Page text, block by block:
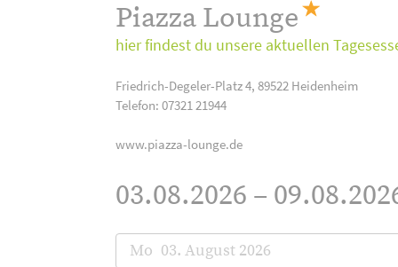
Piazza Lounge
hier findest du unsere aktuellen
Friedrich-Degeler-Platz 4, 89522 Heidenheim
Telefon: 07321 21944
www.piazza-lounge.de
03.08.2026 –
Mo 03. August 2026